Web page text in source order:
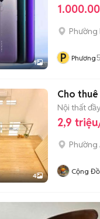
1
Phường
P Phương5
4
Cho
Nội thất
2,9
Phường
Cộng